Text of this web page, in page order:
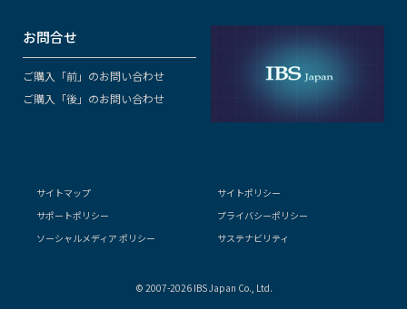
お問合せ
ご購入「前」のお問い合わせ
ご購入「後」のお問い合わせ
サイトマップ
サイトポリシー
サポートポリシー
プライバシーポリシー
ソーシャルメディア ポリシー
サステナビリティ
© 2007-2026 IBS Japan Co., Ltd.